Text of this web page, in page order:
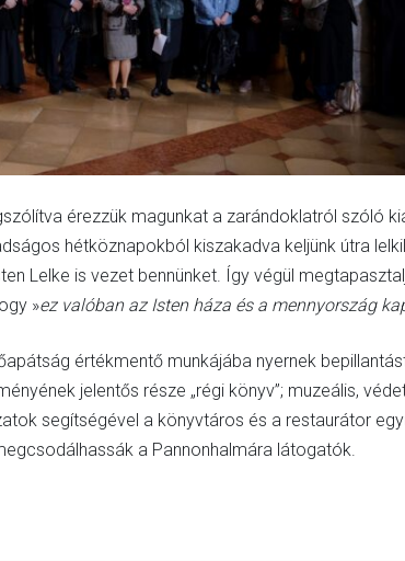
érezzük magunkat a zarándoklatról szóló
hétköznapokból kiszakadva keljünk útra
Lelke is vezet bennünket. Így végül
»ez valóban az Isten háza és a mennyország
értékmentő munkájába nyernek
jelentős része „régi könyv”; muzeális,
segítségével a könyvtáros és a restaurátor
a Pannonhalmára látogatók.